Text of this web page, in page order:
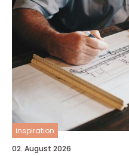
inspiration
02. August 2026